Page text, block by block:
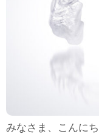
みなさま、こんに